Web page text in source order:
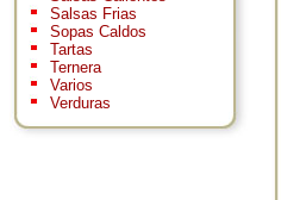
Salsas Frias
Sopas Caldos
Tartas
Ternera
Varios
Verduras